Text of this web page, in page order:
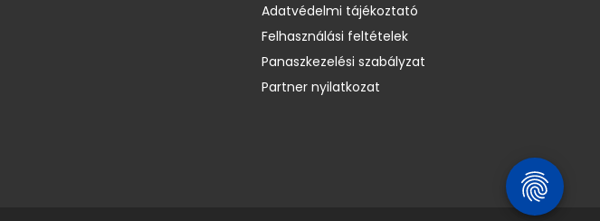
Adatvédelmi tájékoztató
Felhasználási feltételek
Panaszkezelési szabályzat
Partner nyilatkozat